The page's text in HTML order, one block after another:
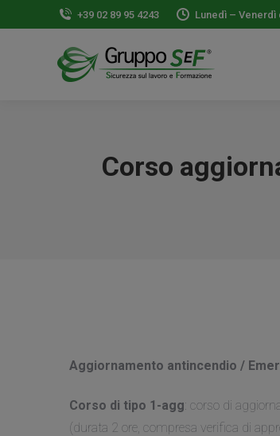
+39 02 89 95 4243 Lunedì – Venerdì
Corso
Aggiornamento antincendio /
Corso di tipo 1-agg: corso di
(durata 2 ore, compresa verifica di